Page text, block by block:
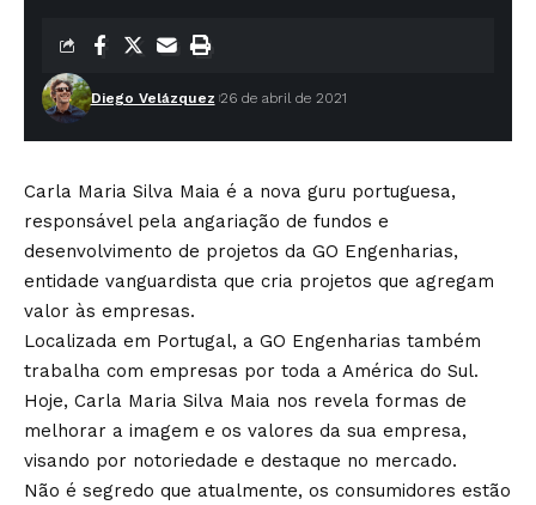
Diego Velázquez 26 de abril de 2021
Carla Maria Silva Maia é a nova guru portuguesa,
responsável pela angariação de fundos e
desenvolvimento de projetos da GO Engenharias,
entidade vanguardista que cria projetos que agregam
valor às empresas.
Localizada em Portugal, a GO Engenharias também
trabalha com empresas por toda a América do Sul.
Hoje, Carla Maria Silva Maia nos revela formas de
melhorar a imagem e os valores da sua empresa,
visando por notoriedade e destaque no mercado.
Não é segredo que atualmente, os consumidores estão